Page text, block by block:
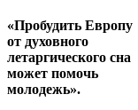
«Пробудить Европу
от духовного
летаргического сна
может помочь
молодежь».